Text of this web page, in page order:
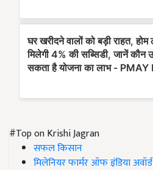
#Top on Krishi Jagran
सफल किसान
मिलेनियर फार्मर ऑफ इंडिया अवॉर्ड